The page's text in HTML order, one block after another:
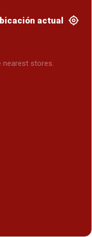
actual
nearest stores.